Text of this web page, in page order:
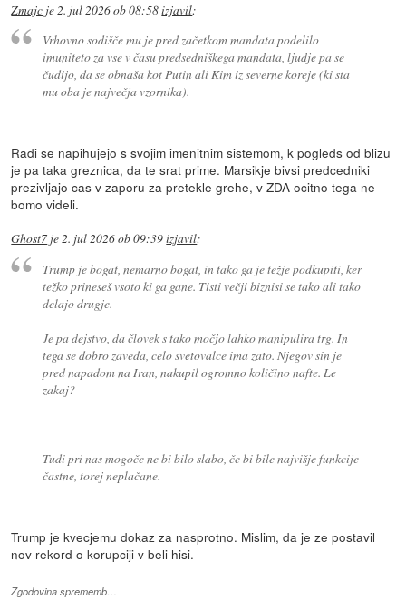
Zmajc je2. jul 2026 ob 08:58izjavil:
Vrhovno sodišče mu je pred začetkom mandata podelilo
imuniteto za vse v času predsedniškega mandata, ljudje pa se
čudijo, da se obnaša kot Putin ali Kim iz severne koreje (ki sta
mu oba je največja vzornika).
Radi se napihujejo s svojim imenitnim sistemom, k pogleds od blizu
je pa taka greznica, da te srat prime. Marsikje bivsi predcedniki
prezivljajo cas v zaporu za pretekle grehe, v ZDA ocitno tega ne
bomo videli.
Ghost7 je2. jul 2026 ob 09:39izjavil:
Trump je bogat, nemarno bogat, in tako ga je težje podkupiti, ker
težko prineseš vsoto ki ga gane. Tisti večji biznisi se tako ali tako
delajo drugje.
Je pa dejstvo, da človek s tako močjo lahko manipulira trg. In
tega se dobro zaveda, celo svetovalce ima zato. Njegov sin je
pred napadom na Iran, nakupil ogromno količino nafte. Le
zakaj?
Tudi pri nas mogoče ne bi bilo slabo, če bi bile najvišje funkcije
častne, torej neplačane.
Trump je kvecjemu dokaz za nasprotno. Mislim, da je ze postavil
nov rekord o korupciji v beli hisi.
Zgodovina sprememb…